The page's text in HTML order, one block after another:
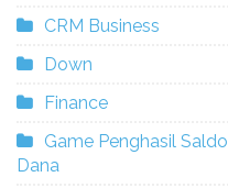
CRM Business
Down
Finance
Game Penghasil Saldo
Dana